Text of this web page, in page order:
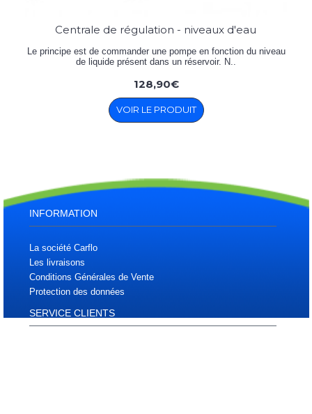
Centrale de régulation - niveaux d'eau
Le principe est de commander une pompe en fonction du niveau
de liquide présent dans un réservoir. N..
128,90€
VOIR LE PRODUIT
INFORMATION
La société Carflo
Les livraisons
Conditions Générales de Vente
Protection des données
SERVICE CLIENTS